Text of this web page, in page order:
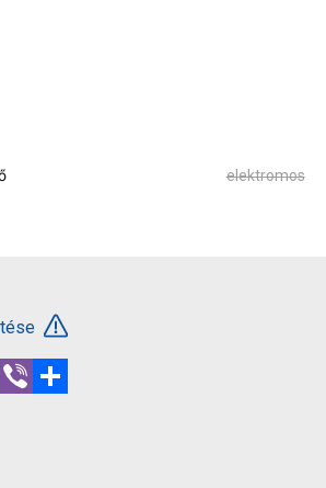
elektromos
WhatsApp
Viber